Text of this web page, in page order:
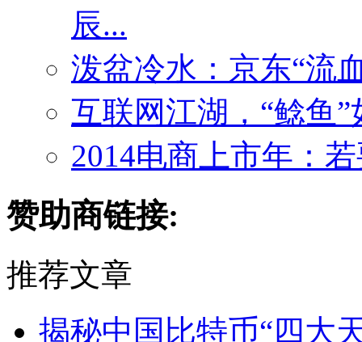
辰...
泼盆冷水：京东“流
互联网江湖，“鲶鱼
2014电商上市年：
赞助商链接:
推荐文章
揭秘中国比特币“四大